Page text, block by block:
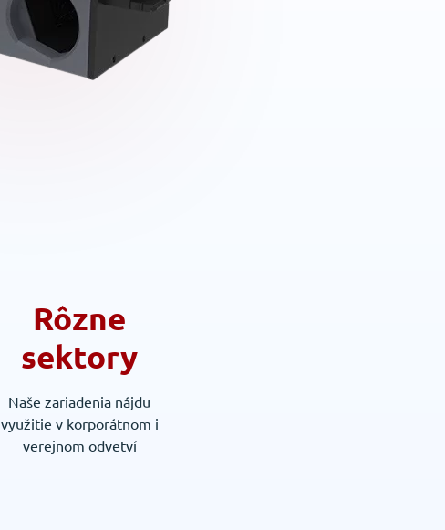
Rôzne
sektory
Naše zariadenia nájdu
využitie v korporátnom i
verejnom odvetví